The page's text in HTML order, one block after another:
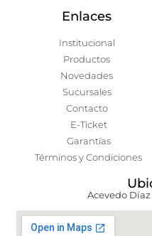
Enlaces
Institucional
Productos
Novedades
Sucursales
Contacto
E-Ticket
Garantías
Términos y Condiciones
Acevedo Díaz